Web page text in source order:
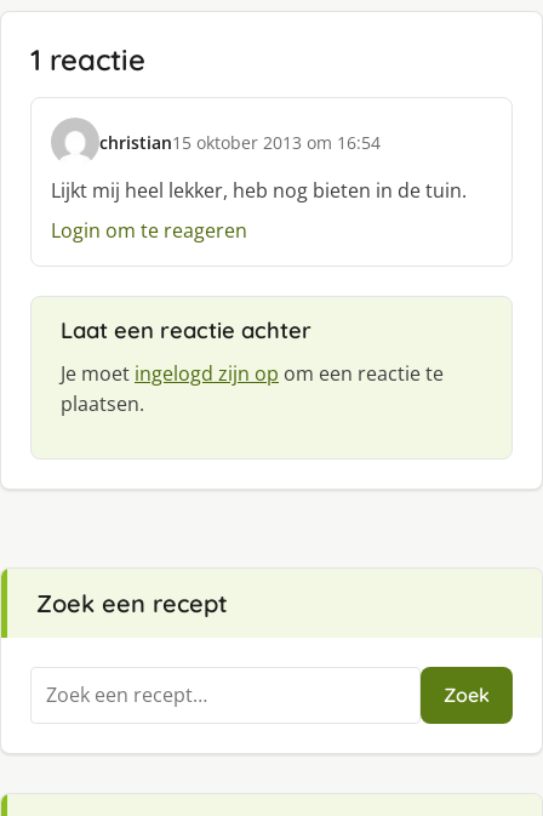
1 reactie
christian
s
c
h
r
15 oktober 2013 om 16:54
Lijkt mij heel lekker, heb nog bieten in de tuin.
Login om te reageren
Laat een reactie achter
Je moet ingelogd zijn op om een reactie te
plaatsen.
Zoek een recept
Zoeken
naar:
Zoek